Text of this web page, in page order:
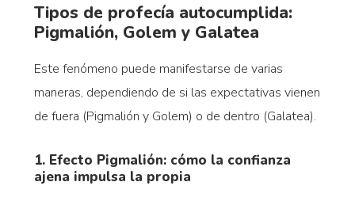
Tipos de profecía autocumplida:
Pigmalión, Golem y Galatea
Este fenómeno puede manifestarse de varias
maneras, dependiendo de si las expectativas vienen
de fuera (Pigmalión y Golem) o de dentro (Galatea).
1. Efecto Pigmalión: cómo la confianza
ajena impulsa la propia